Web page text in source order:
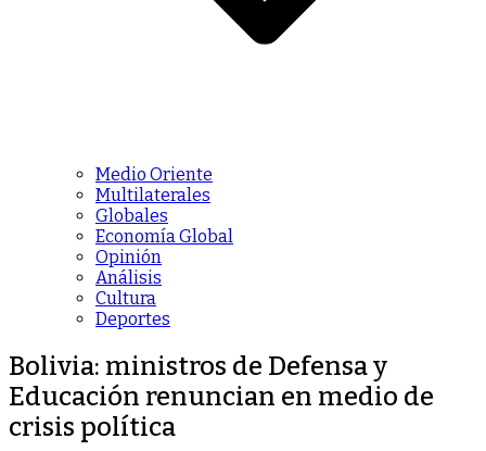
Medio Oriente
Multilaterales
Globales
Economía Global
Opinión
Análisis
Cultura
Deportes
Bolivia: ministros de Defensa y
Educación renuncian en medio de
crisis política